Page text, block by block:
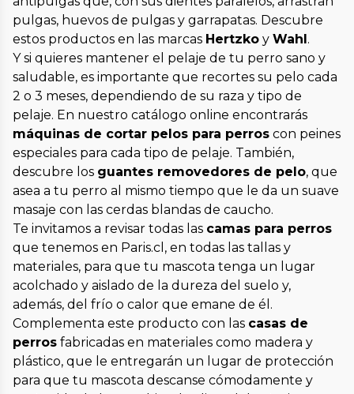
pulgas, huevos de pulgas y garrapatas. Descubre
estos productos en las marcas Hertzko y Wahl.
Y si quieres mantener el pelaje de tu perro sano y
saludable, es importante que recortes su pelo cada
2 o 3 meses, dependiendo de su raza y tipo de
pelaje. En nuestro catálogo online encontrarás
máquinas de cortar pelos para perros con peines
especiales para cada tipo de pelaje. También,
descubre los guantes removedores de pelo, que
asea a tu perro al mismo tiempo que le da un suave
masaje con las cerdas blandas de caucho.
Te invitamos a revisar todas las camas para perros
que tenemos en Paris.cl, en todas las tallas y
materiales, para que tu mascota tenga un lugar
acolchado y aislado de la dureza del suelo y,
además, del frío o calor que emane de él.
Complementa este producto con las casas de
perros fabricadas en materiales como madera y
plástico, que le entregarán un lugar de protección
para que tu mascota descanse cómodamente y